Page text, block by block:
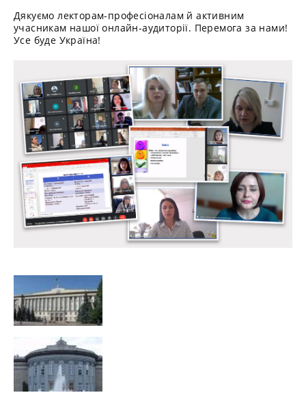
Дякуємо лекторам-професіоналам й активним
учасникам нашої онлайн-аудиторії. Перемога за нами!
Усе буде Україна!